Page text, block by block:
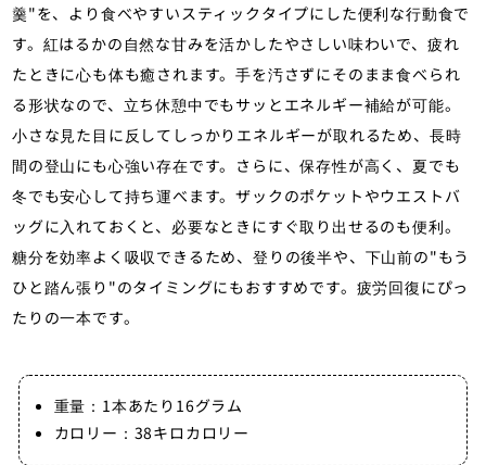
羹"を、より食べやすいスティックタイプにした便利な行動食で
す。紅はるかの自然な甘みを活かしたやさしい味わいで、疲れ
たときに心も体も癒されます。手を汚さずにそのまま食べられ
る形状なので、立ち休憩中でもサッとエネルギー補給が可能。
小さな見た目に反してしっかりエネルギーが取れるため、長時
間の登山にも心強い存在です。さらに、保存性が高く、夏でも
冬でも安心して持ち運べます。ザックのポケットやウエストバ
ッグに入れておくと、必要なときにすぐ取り出せるのも便利。
糖分を効率よく吸収できるため、登りの後半や、下山前の"もう
ひと踏ん張り"のタイミングにもおすすめです。疲労回復にぴっ
たりの一本です。
重量：1本あたり16グラム
カロリー：38キロカロリー